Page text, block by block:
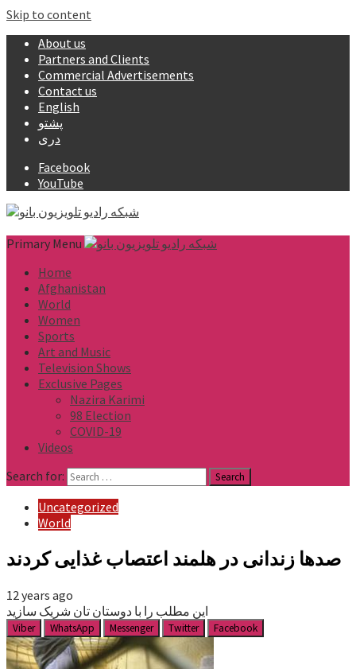
Skip to content
About us
Partners and Clients
Commercial Advertisements
Contact us
English
پشتو
دری
Facebook
YouTube
Primary Menu
Home
Afghanistan
World
Women
Sports
Art and Music
Television Shows
Exclusive Pages
Nazira Karimi
98 Election
COVID-19
Videos
Search for:
Uncategorized
World
صدها زندانی در هلمند اعتصاب غذایی کردند
12 years ago
این مطلب را با دوستان تان شریک سازید
Viber WhatsApp Messenger Twitter Facebook